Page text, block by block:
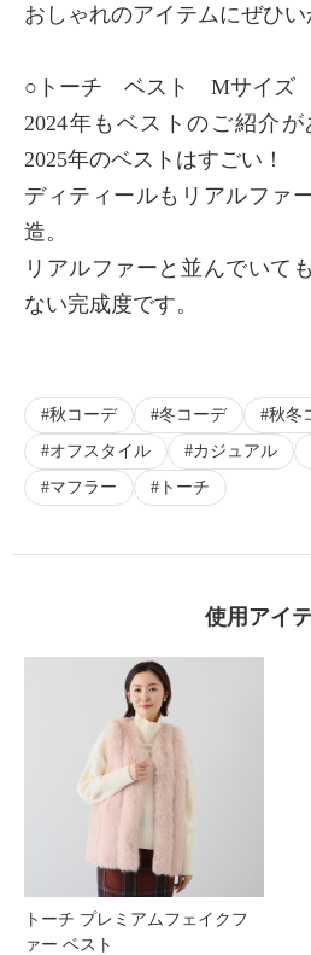
おしゃれのアイテムにぜひい
○トーチ ベスト Mサイズ
2024年もベストのご紹介が
2025年のベストはすごい！
ディティールもリアルファ
造。
リアルファーと並んでいて
ない完成度です。
秋コーデ 冬コーデ 秋冬
オフスタイル
カジュアル
マフラー
トーチ
使用アイ
トーチ プレミアムフェイクフ
ァー ベスト